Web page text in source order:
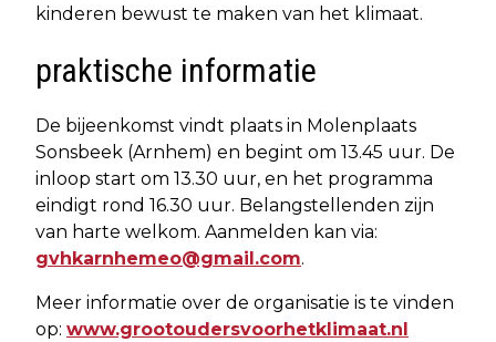
kinderen bewust te maken van het klimaat.
praktische informatie
De bijeenkomst vindt plaats in Molenplaats
Sonsbeek (Arnhem) en begint om 13.45 uur. De
inloop start om 13.30 uur, en het programma
eindigt rond 16.30 uur. Belangstellenden zijn
van harte welkom. Aanmelden kan via:
gvhkarnhemeo@gmail.com.
Meer informatie over de organisatie is te vinden
op: www.grootoudersvoorhetklimaat.nl